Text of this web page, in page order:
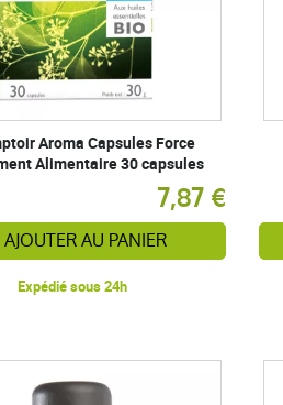
Aroma Capsules Force
Alimentaire 30 capsules
7,87 €
AJOUTER AU PANIER
Expédié sous 24h